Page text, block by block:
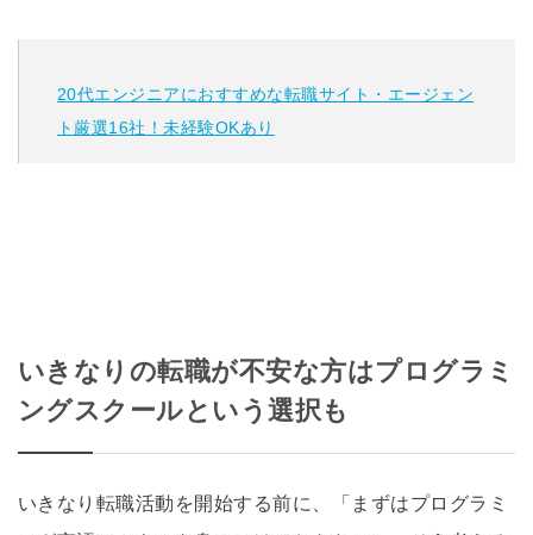
20代エンジニアにおすすめな転職サイト・エージェン
ト厳選16社！未経験OKあり
いきなりの転職が不安な方はプログラミ
ングスクールという選択も
いきなり転職活動を開始する前に、「まずはプログラミ